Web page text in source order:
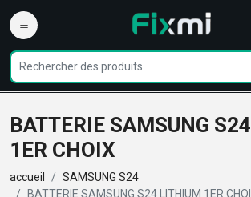
BATTERIE SAMSUNG
1ER CHOIX
accueil
SAMSUNG S24
BATTERIE SAMSUNG S24 LITHIUM 1ER